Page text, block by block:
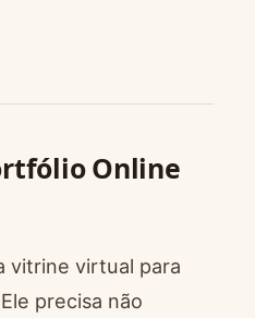
Online
vitrine virtual para
precisa não